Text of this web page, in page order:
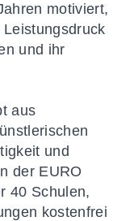
motiviert,
und ihr
aus
und
der EURO
40 Schulen,
kostenfrei